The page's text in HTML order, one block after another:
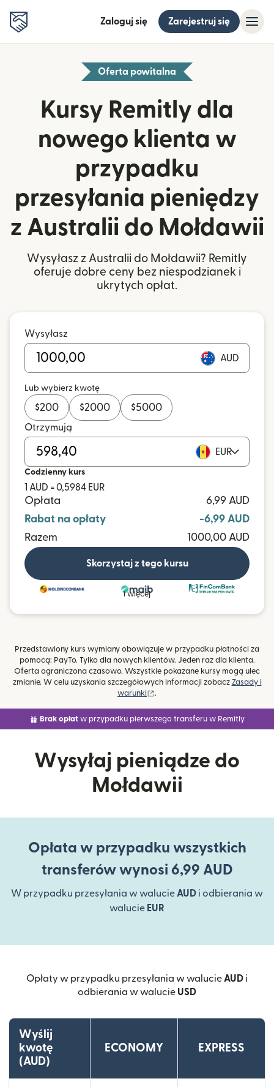
Zaloguj się Zarejestruj się
Oferta powitalna
Kursy Remitly dla
nowego klienta w
przypadku
przesyłania pieniędzy
z Australii do Mołdawii
Wysyłasz z Australii do Mołdawii? Remitly
oferuje dobre ceny bez niespodzianek i
ukrytych opłat.
Wysyłasz
AUD
Lub wybierz kwotę
$200 $2000 $5000
Otrzymują
EUR
Codzienny kurs
1 AUD = 0,5984 EUR
Opłata
6,99 AUD
Rabat na opłaty
-6,99 AUD
Razem
1000,00 AUD
Skorzystaj z tego kursu
i więcej
Przedstawiony kurs wymiany obowiązuje w przypadku płatności za
pomocą: PayTo. Tylko dla nowych klientów. Jeden raz dla klienta.
Oferta ograniczona czasowo. Wszystkie pokazane kursy mogą ulec
zmianie. W celu uzyskania szczegółowych informacji zobacz Zasady i
warunki
.
Brak opłatw przypadku pierwszego transferu w Remitly
Wysyłaj pieniądze do
Mołdawii
Opłata w przypadku wszystkich
transferów wynosi 6,99 AUD
W przypadku przesyłania w walucieAUD i odbierania w
walucie EUR
Opłaty w przypadku przesyłania w walucieAUD i
odbierania w walucie USD
Wyślij
kwotę
(AUD)
ECONOMY EXPRESS